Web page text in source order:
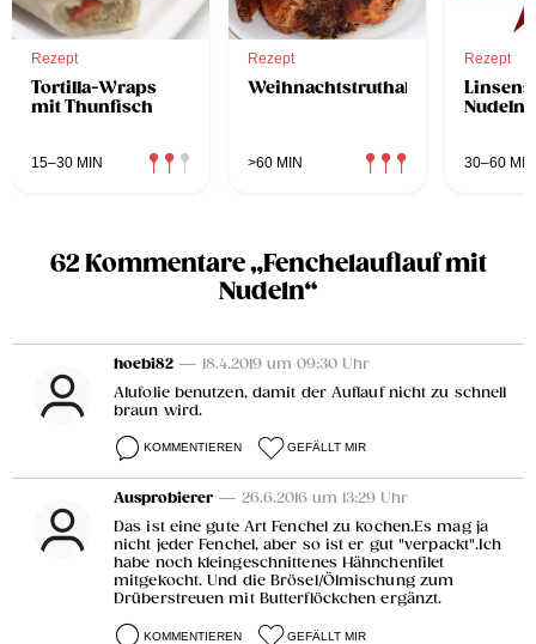
Rezept
Tortilla-Wraps
mit Thunfisch
15–30 MIN
Rezept
Weihnachtstruthahn
>60 MIN
Rezept
Nudeln
30–60 MIN
62 Kommentare „Fenchelauflauf mit
Nudeln“
hoebi82 — 18.4.2019 um 09:30 Uhr
Alufolie benutzen, damit der Auflauf nicht zu schnell
braun wird.
KOMMENTIEREN GEFÄLLT MIR
Ausprobierer — 26.6.2016 um 13:29 Uhr
Das ist eine gute Art Fenchel zu kochen.Es mag ja
nicht jeder Fenchel, aber so ist er gut "verpackt".Ich
habe noch kleingeschnittenes Hähnchenfilet
mitgekocht. Und die Brösel/Ölmischung zum
Drüberstreuen mit Butterflöckchen ergänzt.
KOMMENTIEREN GEFÄLLT MIR